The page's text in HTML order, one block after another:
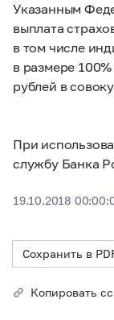
Указанным
выплата
в том числе
в размере
рублей в
При
службу Банка
19.10.2018
Сохранить в
Копировать